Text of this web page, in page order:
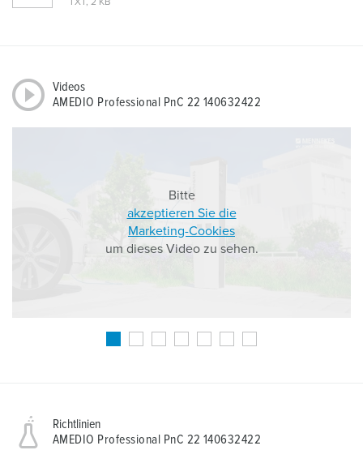
TXT, 2 KB
Videos
AMEDIO Professional PnC 22 140632422
Bitte
akzeptieren Sie die
Marketing-Cookies
um dieses Video zu sehen.
Richtlinien
AMEDIO Professional PnC 22 140632422